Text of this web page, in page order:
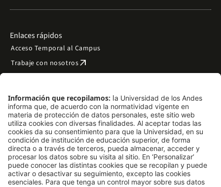
Enlaces rápidos
Acceso Temporal al Campus
Trabaje con nosotrosarrow_outward
Preguntas frecuentes
Filantropía y donacionesarrow_outward
Mapa del sitio arrow_outward
Síguenos
LinkedIn